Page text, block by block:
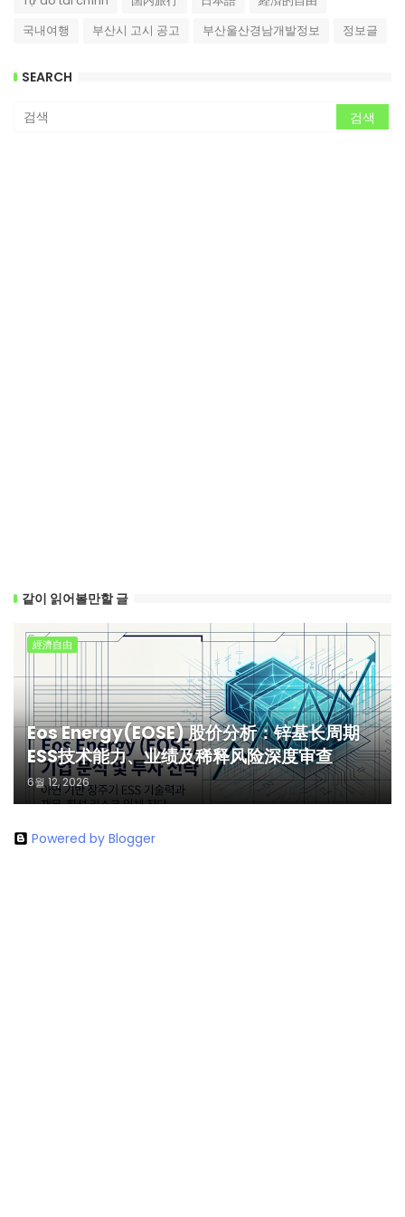
국내여행
부산시 고시 공고 부산울산경남개발정보 정보글
SEARCH
같이 읽어볼만할 글
經濟自由
Eos Energy(EOSE) 股价分析：锌基长周期
ESS技术能力、业绩及稀释风险深度审查
6월 12, 2026
Powered by Blogger